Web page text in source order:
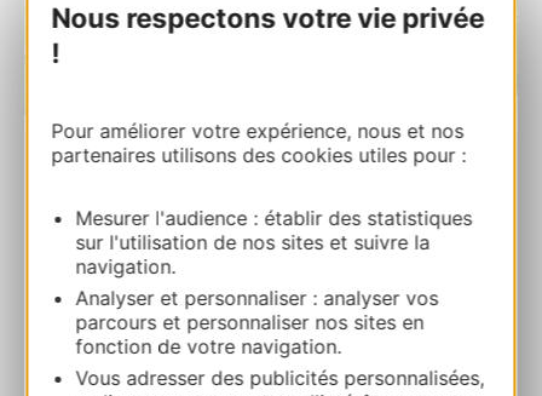
Nous respectons votre vie privée
!
Pour améliorer votre expérience, nous et nos
partenaires utilisons des cookies utiles pour :
Mesurer l'audience : établir des statistiques
sur l'utilisation de nos sites et suivre la
navigation.
Analyser et personnaliser : analyser vos
parcours et personnaliser nos sites en
fonction de votre navigation.
Vous adresser des publicités personnalisées,
DOMAINE AIGOUAL CEVENNES –
MAISON EXCLUSIVE 4-6 PERSONNES
250, chemin du Languedoc 48150
MEYRUEIS